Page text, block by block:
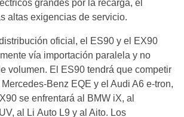
grandes por la recarga, el
altas exigencias de servicio.
oficial, el ES90 y el EX90
vía importación paralela y no
volumen. El ES90 tendrá que competir
Benz EQE y el Audi A6 e-tron,
se enfrentará al BMW iX, al
al Li Auto L9 y al Aito. Los